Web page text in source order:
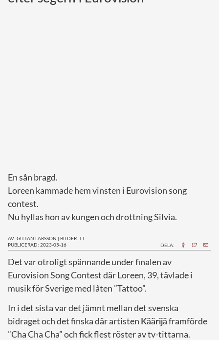
Monacos furstehus
En sån bragd.
Loreen kammade hem vinsten i Eurovision song
contest.
Nu hyllas hon av kungen och drottning Silvia.
AV: GITTAN LARSSON | BILDER: TT
PUBLICERAD: 2023-05-16
DELA:
Det var otroligt spännande under finalen av
Eurovision Song Contest där Loreen, 39, tävlade i
musik för Sverige med låten ”Tattoo”.
In i det sista var det jämnt mellan det svenska
bidraget och det finska där artisten Käärijäframförde
”Cha Cha Cha” och fick flest röster av tv-tittarna.